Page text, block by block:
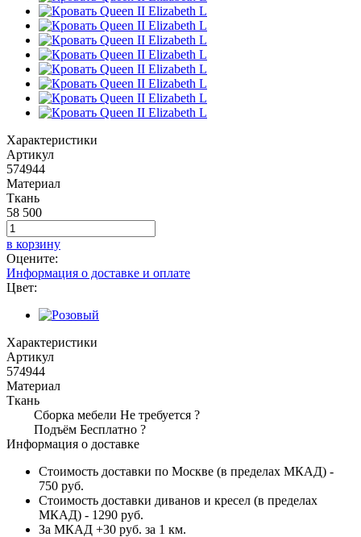
Характеристики
Артикул
574944
Материал
Ткань
58 500
в корзину
Оцените:
Информация о доставке и оплате
Цвет:
Характеристики
Артикул
574944
Материал
Ткань
Сборка мебели Не требуется ?
Подъём Бесплатно ?
Информация о доставке
Стоимость доставки по Москве (в пределах МКАД) -
750 руб.
Стоимость доставки диванов и кресел (в пределах
МКАД) - 1290 руб.
За МКАД +30 руб. за 1 км.